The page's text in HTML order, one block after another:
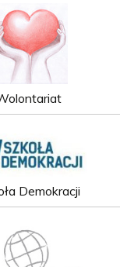
Demokracji